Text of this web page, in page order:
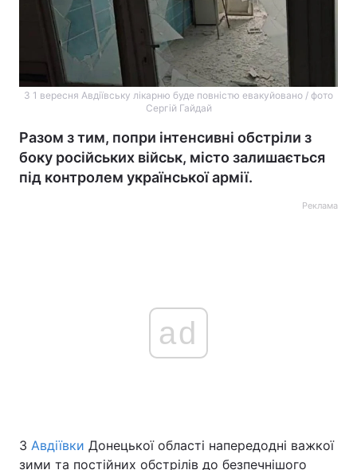
Головна Війна
З 1 вересня Авдіївську лікарню буде повністю евакуйовано / фото
Сергій Гайдай
Разом з тим, попри інтенсивні обстріли з
боку російських військ, місто залишається
під контролем української армії.
Реклама
ad
З Авдіївки Донецької області напередодні важкої
зими та постійних обстрілів до безпечнішого